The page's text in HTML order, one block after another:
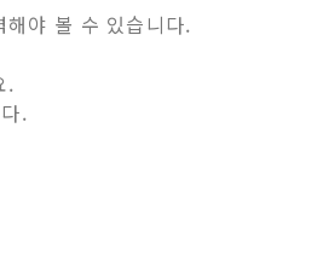
야 볼 수 있습니다.
.
.